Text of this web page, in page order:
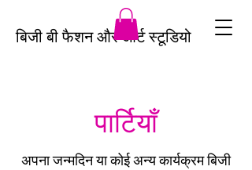
बिजी बी फैशन और आर्ट स्टूडियो
पार्टियाँ
अपना जन्मदिन या कोई अन्य कार्यक्रम बिजी